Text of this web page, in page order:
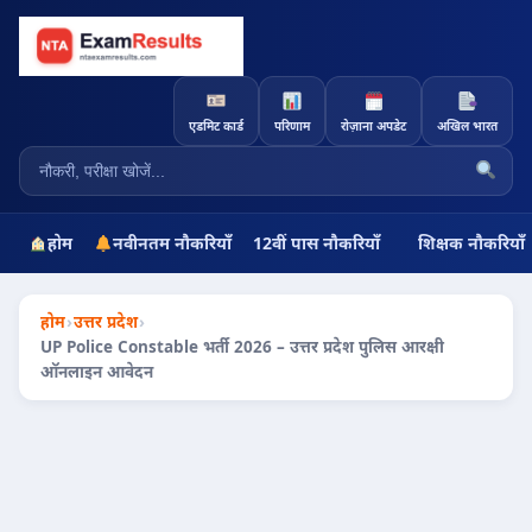
एडमिट कार्ड परिणाम रोज़ाना अपडेट अखिल भारत
होम नवीनतम नौकरियाँ 12वीं पास नौकरियाँ शिक्षक नौकरियाँ
होम›उत्तर प्रदेश›
UP Police Constable भर्ती 2026 – उत्तर प्रदेश पुलिस आरक्षी
ऑनलाइन आवेदन